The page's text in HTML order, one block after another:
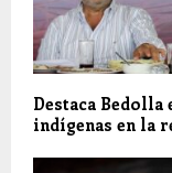
Destaca Bedolla
indígenas en la